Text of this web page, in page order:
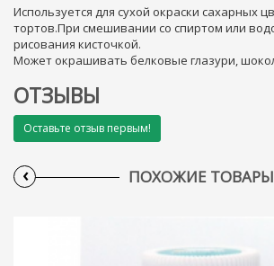
Используется для сухой окраски сахарных
тортов.При смешивании со спиртом или
рисования кисточкой.
Может окрашивать белковые глазури,
ОТЗЫВЫ
Оставьте отзыв первым!
ПОХОЖИЕ ТОВАРЫ
‹